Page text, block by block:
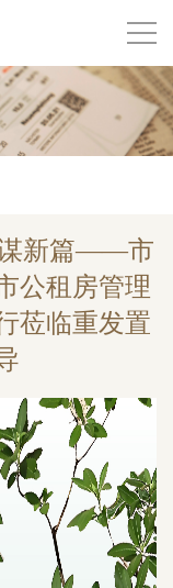
谋新篇——市
公租房管理
莅临重发置